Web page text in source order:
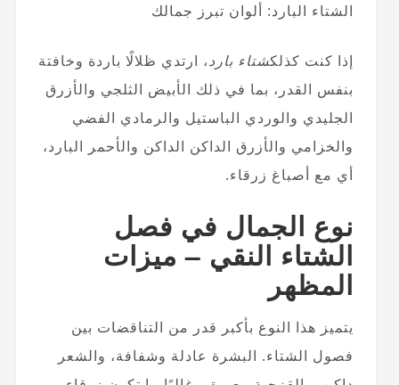
الشتاء البارد: ألوان تبرز جمالك
إذا كنت كذلكشتاء بارد، ارتدي ظلالًا باردة وخافتة
بنفس القدر، بما في ذلك الأبيض الثلجي والأزرق
الجليدي والوردي الباستيل والرمادي الفضي
والخزامي والأزرق الداكن الداكن والأحمر البارد،
أي مع أصباغ زرقاء.
نوع الجمال في فصل
الشتاء النقي – ميزات
المظهر
يتميز هذا النوع بأكبر قدر من التناقضات بين
فصول الشتاء. البشرة عادلة وشفافة، والشعر